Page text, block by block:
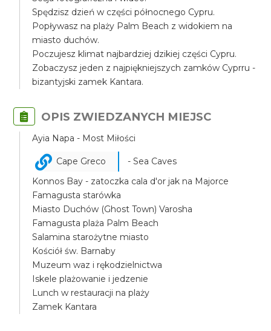
Spędzisz dzień w części północnego Cypru.
Popływasz na plaży Palm Beach z widokiem na
miasto duchów.
Poczujesz klimat najbardziej dzikiej części Cypru.
Zobaczysz jeden z najpiękniejszych zamków Cyprru -
bizantyjski zamek Kantara.
OPIS ZWIEDZANYCH MIEJSC
Ayia Napa - Most Miłości
Cape Greco
- Sea Caves
Konnos Bay - zatoczka cala d'or jak na Majorce
Famagusta starówka
Miasto Duchów (Ghost Town) Varosha
Famagusta plaża Palm Beach
Salamina starożytne miasto
Kościół św. Barnaby
Muzeum waz i rękodzielnictwa
Iskele plażowanie i jedzenie
Lunch w restauracji na plaży
Zamek Kantara